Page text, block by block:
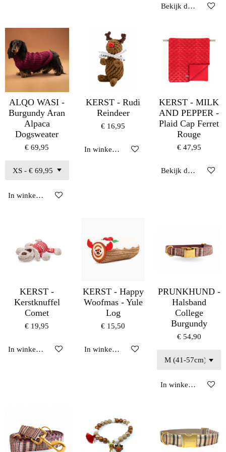
Bekijk details
ALQO WASI -
Burgundy Aran
Alpaca
Dogsweater
€ 69,95
In winkelwagen
KERST - Rudi
Reindeer
€ 16,95
In winkelwagen
KERST - MILK
AND PEPPER -
Plaid Cap Ferret
Rouge
€ 47,95
Bekijk details
KERST -
Kerstknuffel
Comet
€ 19,95
In winkelwagen
KERST - Happy
Woofmas - Yule
Log
€ 15,50
In winkelwagen
PRUNKHUND -
Halsband
College
Burgundy
€ 54,90
In winkelwagen